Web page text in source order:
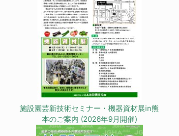
施設園芸新技術セミナー・機器資材展in熊
本のご案内 (2026年9月開催)